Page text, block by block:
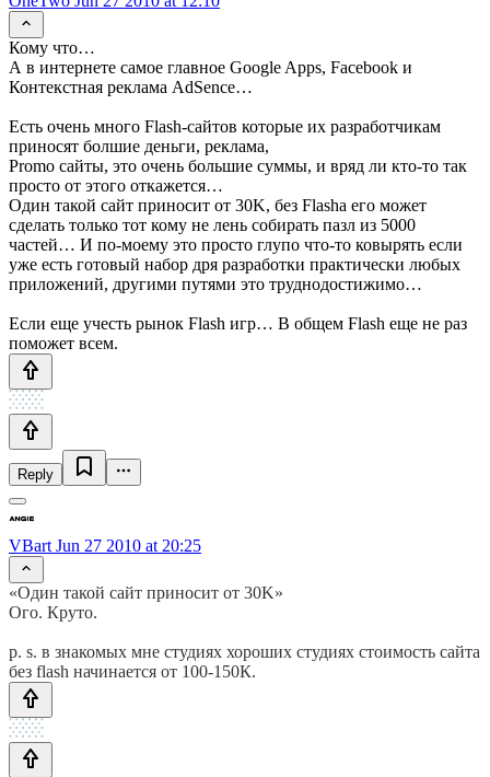
Кому что…
А в интернете самое главное Google Apps, Facebook и
Контекстная реклама AdSence…
Есть очень много Flash-сайтов которые их разработчикам
приносят болшие деньги, реклама,
Promo сайты, это очень большие суммы, и вряд ли кто-то так
просто от этого откажется…
Один такой сайт приносит от 30K, без Flasha его может
сделать только тот кому не лень собирать пазл из 5000
частей… И по-моему это просто глупо что-то ковырять если
уже есть готовый набор дря разработки практически любых
приложений, другими путями это труднодостижимо…
Если еще учесть рынок Flash игр… В общем Flash еще не раз
поможет всем.
Reply
VBart Jun 27 2010 at 20:25
«Один такой сайт приносит от 30K»
Ого. Круто.
p. s. в знакомых мне студиях хороших студиях стоимость сайта
без flash начинается от 100-150К.